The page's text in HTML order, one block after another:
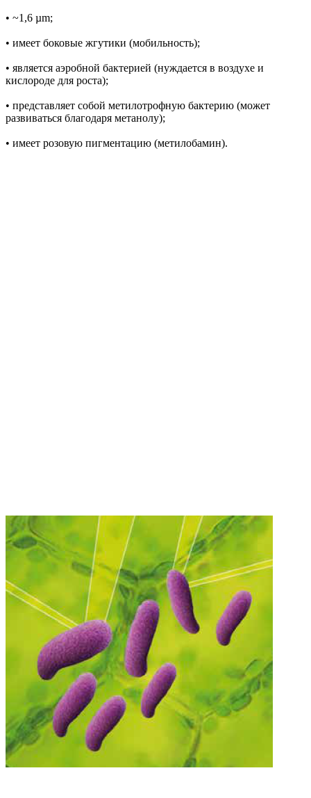
• ~1,6 µm;
• имеет боковые жгутики (мобильность);
• является аэробной бактерией (нуждается в воздухе и
кислороде для роста);
• представляет собой метилотрофную бактерию (может
развиваться благодаря метанолу);
• имеет розовую пигментацию (метилобамин).